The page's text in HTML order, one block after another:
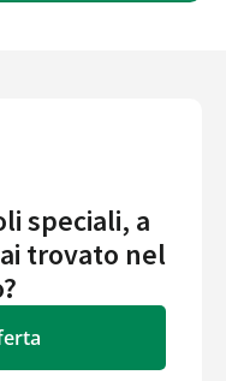
speciali, a
trovato nel